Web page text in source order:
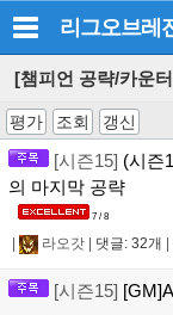
리그오브레
[챔피언 공략/카운
평가 조회 갱신
[시즌15] (시즌
의 마지막 공략
7 / 8
라오갓 댓글: 32개
[시즌15]